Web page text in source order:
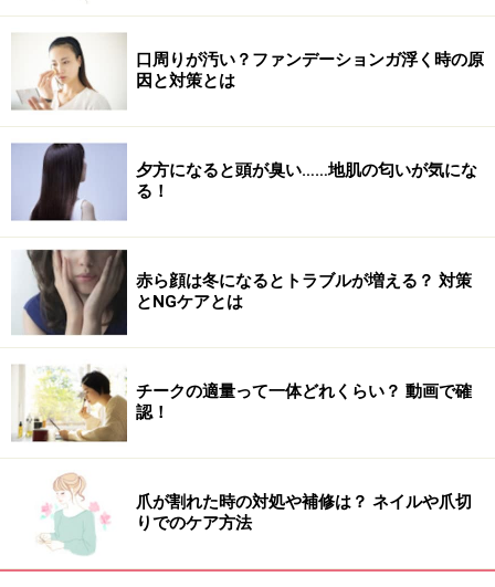
口周りが汚い？ファンデーションガ浮く時の原
因と対策とは
夕方になると頭が臭い……地肌の匂いが気にな
る！
赤ら顔は冬になるとトラブルが増える？ 対策
とNGケアとは
チークの適量って一体どれくらい？ 動画で確
認！
爪が割れた時の対処や補修は？ ネイルや爪切
りでのケア方法